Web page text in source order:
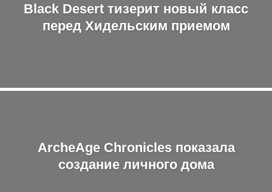
Black Desert тизерит новый класс
перед Хидельским приемом
ArcheAge Chronicles показала
создание личного дома